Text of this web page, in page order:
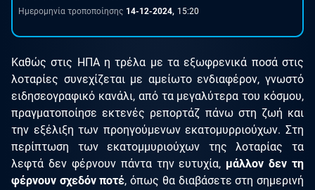
Ημερομηνία τροποποίησης 14-12-2024, 15:20
Καθώς στις ΗΠΑ η τρέλα με τα εξωφρενικά ποσά στις
λοταρίες συνεχίζεται με αμείωτο ενδιαφέρον, γνωστό
ειδησεογραφικό κανάλι, από τα μεγαλύτερα του κόσμου,
πραγματοποίησε εκτενές ρεπορτάζ πάνω στη ζωή και
την εξέλιξη των προηγούμενων εκατομυρριούχων. Στη
περίπτωση των εκατομμυριούχων της λοταρίας τα
λεφτά δεν φέρνουν πάντα την ευτυχία, μάλλον δεν τη
φέρνουν σχεδόν ποτέ, όπως θα διαβάσετε στη σημερινή